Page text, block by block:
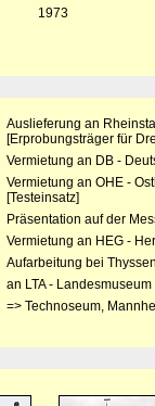
1973
Auslieferung an
[Erprobungsträger für
Vermietung an DB -
Vermietung an OHE -
[Testeinsatz]
Präsentation auf der
Vermietung an HEG -
Aufarbeitung bei
an LTA -
=> Technoseum,